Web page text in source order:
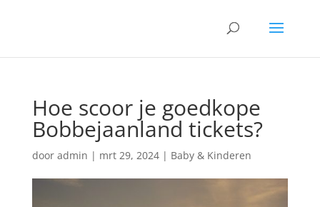
Hoe scoor je goedkope
Bobbejaanland tickets?
door admin | mrt 29, 2024| Baby & Kinderen